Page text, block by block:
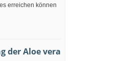
erreichen können
der Aloe vera